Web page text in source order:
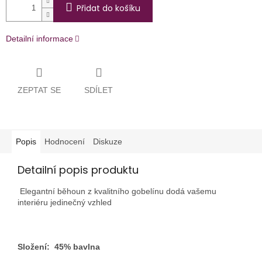
Přidat do košíku
Detailní informace
ZEPTAT SE SDÍLET
Popis Hodnocení Diskuze
Detailní popis produktu
Elegantní běhoun z kvalitního gobelínu dodá vašemu
interiéru jedinečný vzhled
Složení: 45% bavlna